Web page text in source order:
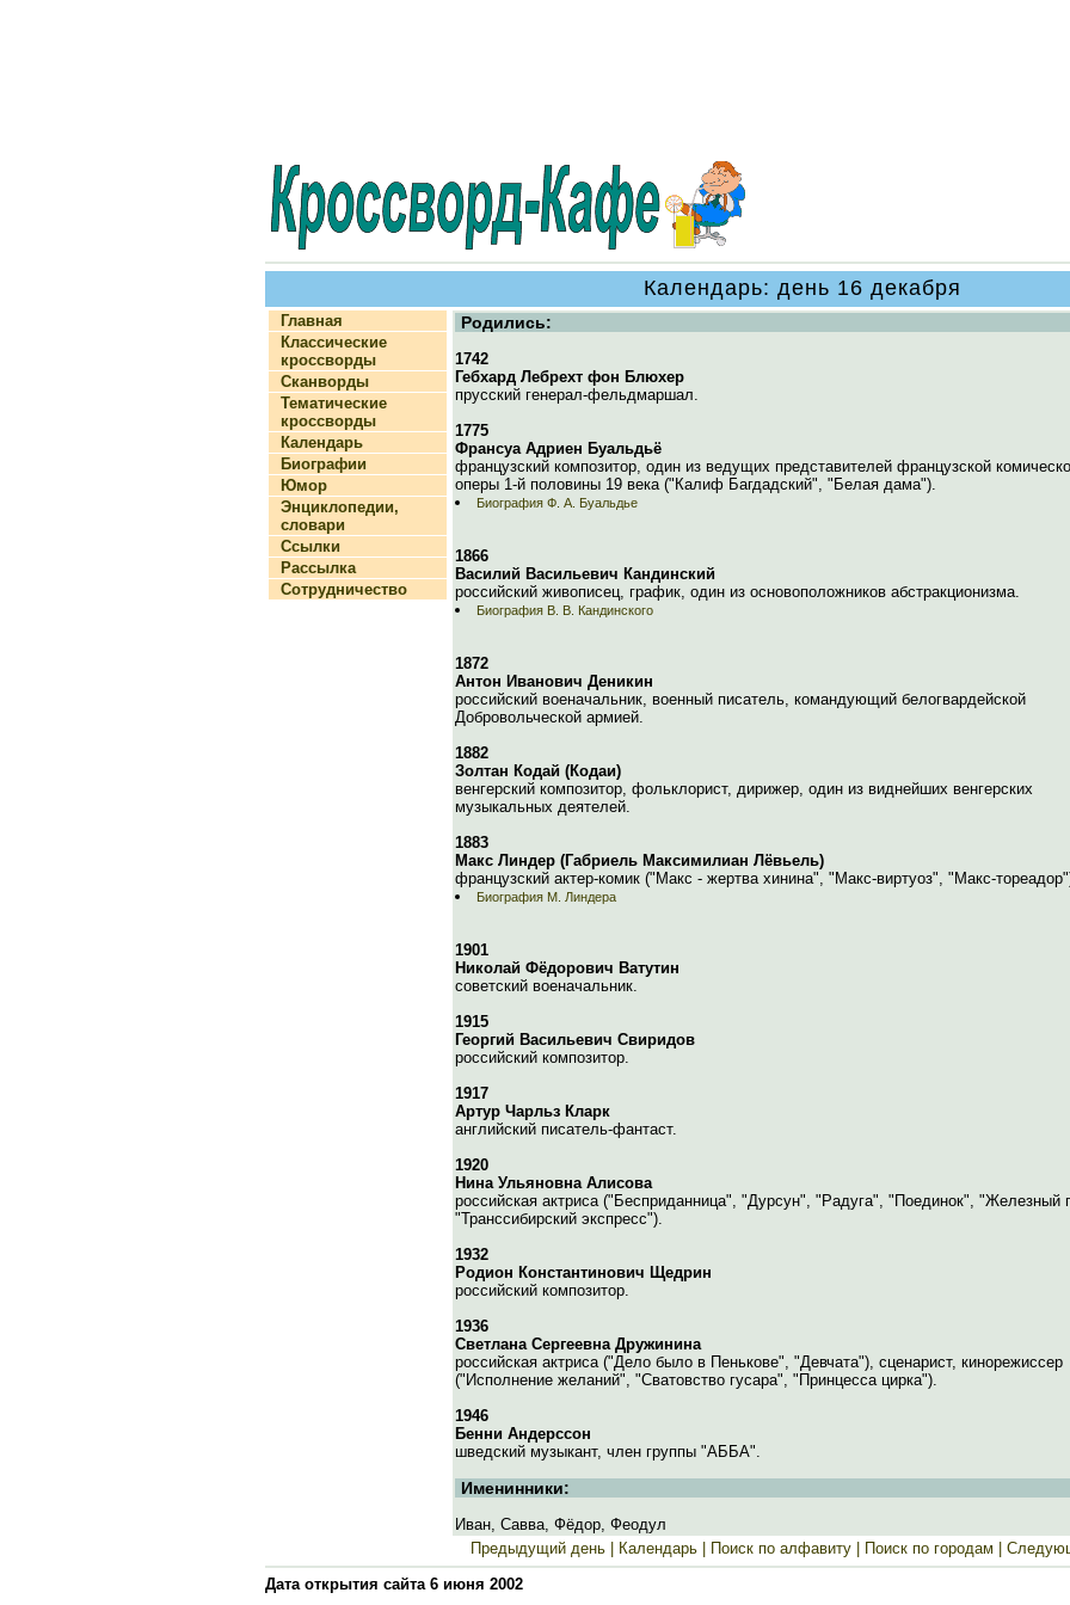
Календарь: день 16 декабря
Главная
Классические
кроссворды
Сканворды
Тематические
кроссворды
Календарь
Биографии
Юмор
Энциклопедии,
словари
Ссылки
Рассылка
Сотрудничество
Родились:
1742
Гебхард Лебрехт фон Блюхер
прусский генерал-фельдмаршал.
1775
Франсуа Адриен Буальдьё
французский композитор, один из ведущих представителей французской
оперы 1-й половины 19 века ("Калиф Багдадский", "Белая дама").
Биография Ф. А. Буальдье
1866
Василий Васильевич Кандинский
российский живописец, график, один из основоположников абстракционизма.
Биография В. В. Кандинского
1872
Антон Иванович Деникин
российский военачальник, военный писатель, командующий белогвардейской
Добровольческой армией.
1882
Золтан Кодай (Кодаи)
венгерский композитор, фольклорист, дирижер, один из виднейших венгерских
музыкальных деятелей.
1883
Макс Линдер (Габриель Максимилиан Лёвьель)
французский актер-комик ("Макс - жертва хинина", "Макс-виртуоз", "Макс-
Биография М. Линдера
1901
Николай Фёдорович Ватутин
советский военачальник.
1915
Георгий Васильевич Свиридов
российский композитор.
1917
Артур Чарльз Кларк
английский писатель-фантаст.
1920
Нина Ульяновна Алисова
российская актриса ("Бесприданница", "Дурсун", "Радуга", "Поединок", "Железный
"Транссибирский экспресс").
1932
Родион Константинович Щедрин
российский композитор.
1936
Светлана Сергеевна Дружинина
российская актриса ("Дело было в Пенькове", "Девчата"), сценарист, кинорежиссер
("Исполнение желаний", "Сватовство гусара", "Принцесса цирка").
1946
Бенни Андерссон
шведский музыкант, член группы "АББА".
Именинники:
Иван, Савва, Фёдор, Феодул
Предыдущий день | Календарь | Поиск по алфавиту | Поиск по городам |
Дата открытия сайта 6 июня 2002